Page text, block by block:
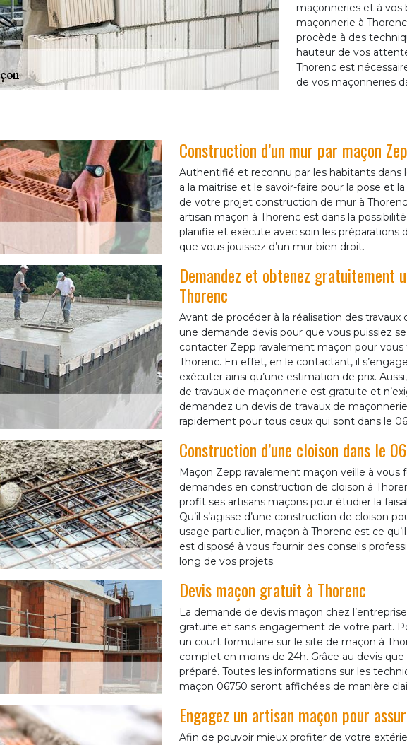
maçonneries et à vos
maçonnerie à
procède à des
hauteur de vos
Thorenc est
de vos maçonneries
Construction d’un mur par maçon
Authentifié et reconnu par les habitants
a la maitrise et le savoir-faire pour la pose et
de votre projet construction de mur à
artisan maçon à Thorenc est dans la
planifie et exécute avec soin les
que vous jouissez d’un mur bien droit.
Demandez et obtenez gratuitement
Thorenc
Avant de procéder à la réalisation des
une demande devis pour que vous puissiez
contacter Zepp ravalement maçon pour
Thorenc. En effet, en le contactant, il
exécuter ainsi qu’une estimation de prix.
de travaux de maçonnerie est gratuite et
demandez un devis de travaux de
rapidement pour tous ceux qui sont dans le
Construction d’une cloison dans le
Maçon Zepp ravalement maçon veille à
demandes en construction de cloison à
profit ses artisans maçons pour étudier la
Qu’il s’agisse d’une construction de cloison
usage particulier, maçon à Thorenc est ce
est disposé à vous fournir des conseils
long de vos projets.
Devis maçon gratuit à Thorenc
La demande de devis maçon chez
gratuite et sans engagement de votre part.
un court formulaire sur le site de maçon à
complet en moins de 24h. Grâce au devis
préparé. Toutes les informations sur les
maçon 06750 seront affichées de manière
Engagez un artisan maçon pour
Afin de pouvoir mieux profiter de votre